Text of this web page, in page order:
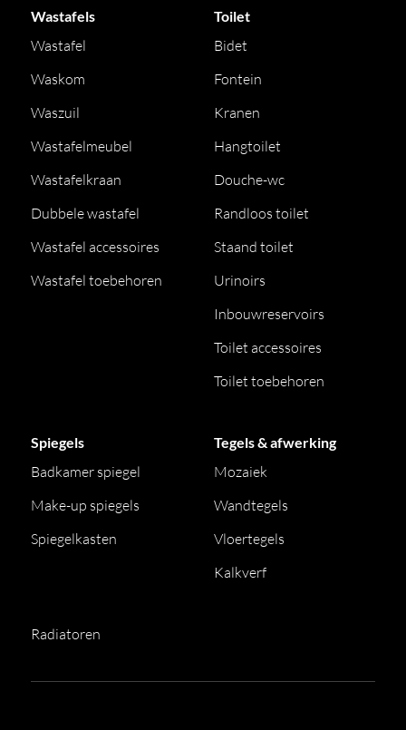
Wastafels
Wastafel
Waskom
Waszuil
Wastafelmeubel
Wastafelkraan
Dubbele wastafel
Wastafel accessoires
Wastafel toebehoren
Toilet
Bidet
Fontein
Kranen
Hangtoilet
Douche-wc
Randloos toilet
Staand toilet
Urinoirs
Inbouwreservoirs
Toilet accessoires
Toilet toebehoren
Spiegels
Badkamer spiegel
Make-up spiegels
Spiegelkasten
Tegels & afwerking
Mozaiek
Wandtegels
Vloertegels
Kalkverf
Radiatoren